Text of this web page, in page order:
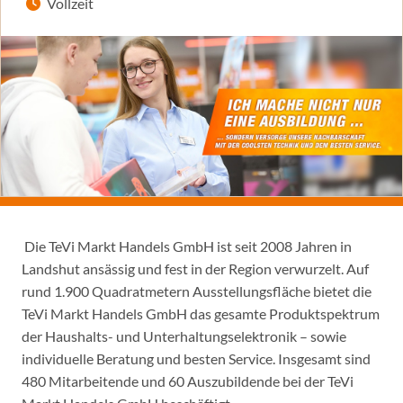
Die TeVi Markt Handels GmbH ist seit 2008 Jahren in
Landshut ansässig und fest in der Region verwurzelt. Auf
rund 1.900 Quadratmetern Ausstellungsfläche bietet die
TeVi Markt Handels GmbH das gesamte Produktspektrum
der Haushalts- und Unterhaltungselektronik – sowie
individuelle Beratung und besten Service. Insgesamt sind
480 Mitarbeitende und 60 Auszubildende bei der TeVi